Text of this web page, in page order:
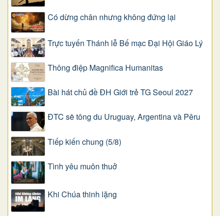
Có dừng chân nhưng không đứng lại
Trực tuyến Thánh lễ Bế mạc Đại Hội Giáo Lý
Thông điệp Magnifica Humanitas
Bài hát chủ đề ĐH Giới trẻ TG Seoul 2027
ĐTC sẽ tông du Uruguay, Argentina và Pêru
Tiếp kiến chung (5/8)
Tình yêu muôn thuở
Khi Chúa thinh lặng